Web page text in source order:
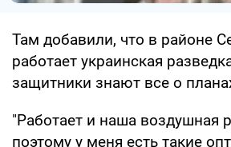
Там добавили, что в районе
работает украинская
защитники знают все о
"Работает и наша воздушная
поэтому у меня есть такие